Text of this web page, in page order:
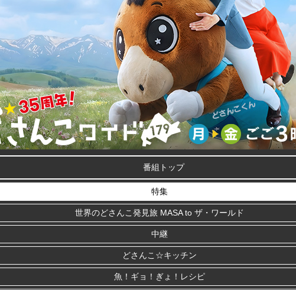
番組トップ
特集
世界のどさんこ発見旅 MASA to ザ・ワールド
中継
どさんこ☆キッチン
魚！ギョ！ぎょ！レシピ